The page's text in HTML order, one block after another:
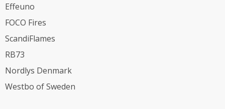
Effeuno
FOCO Fires
ScandiFlames
RB73
Nordlys Denmark
Westbo of Sweden